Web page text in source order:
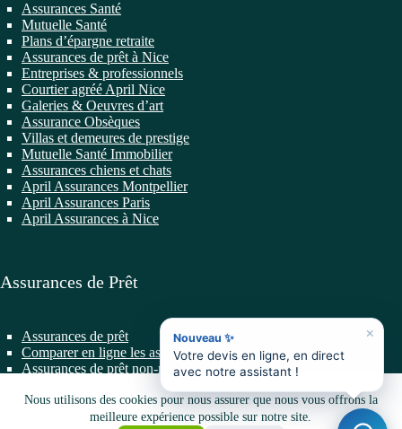
Nous utilisons des cookies pour nous assurer que nous vous offrons la
meilleure expérience possible sur notre site.
Assurances Santé
Mutuelle Santé
Plans d’épargne retraite
Assurances de prêt à Nice
Entreprises & professionnels
Courtier agréé April Nice
Galeries & Oeuvres d’art
Assurance Obsèques
Villas et demeures de prestige
Mutuelle Santé Immobilier
Assurances chiens et chats
April Assurances Montpellier
April Assurances Paris
April Assurances à Nice
Assurances de Prêt
Assurances de prêt
Comparer en ligne les assurances de prêt
Assurances de prêt non-résidents
Changer d’Assurance de Prêt
Prêts professionnels
Prêts Immobiliers
×
Nouveau ✨
Votre devis en ligne, en direct
avec notre assistant !